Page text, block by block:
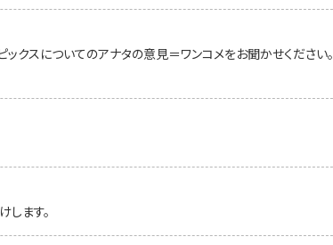
集中！！
トしています。
クスについてのアナタの意見＝ワンコメをお聞かせください。
ます。